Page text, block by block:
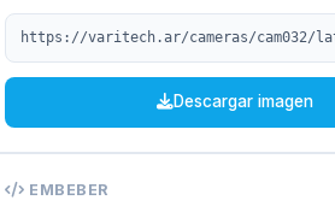
https://varitech.ar/cameras/cam032/
Descargar imagen
EMBEBER